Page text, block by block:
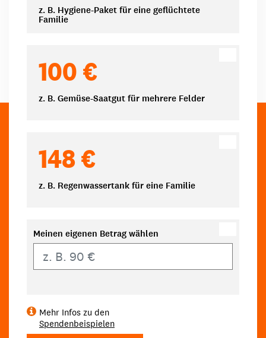
z. B. Hygiene-Paket für eine geflüchtete
Familie
100 €
z. B. Gemüse-Saatgut für mehrere Felder
148 €
z. B. Regenwassertank für eine Familie
Meinen eigenen Betrag wählen
Mehr Infos zu den
Spendenbeispielen